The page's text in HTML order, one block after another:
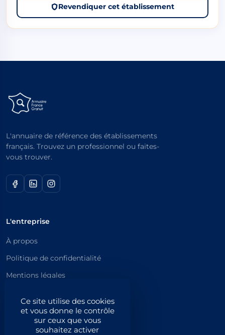
Ce site utilise des cookies
et vous donne le contrôle
sur ceux que vous
souhaitez activer
Revendiquer cet établissement
L'annuaire de référence des établissements
français. Trouvez un professionnel ou faites-
vous trouver.
L'entreprise
À propos
Politique de confidentialité
Mentions légales
Catégories principales
Catégories